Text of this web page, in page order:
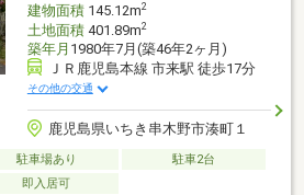
建物面積145.12m2
土地面積401.89m2
築年月 1980年7月(築46年2ヶ月)
ＪＲ鹿児島本線 市来駅 徒歩17分
その他の交通
鹿児島県いちき串木野市湊町１
駐車場あり
駐車2台
即入居可